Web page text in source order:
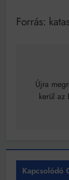
Forrás:
Újra
kerül az
Kapcsolódó